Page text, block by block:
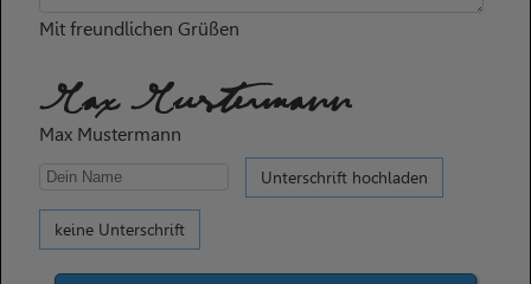
Mit freundlichen Grüßen
Max Mustermann
Max Mustermann
Unterschrift hochladen
keine Unterschrift